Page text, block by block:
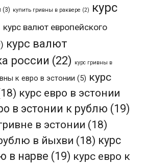
(3) купить гривны в раквере (2)
курс
курс валют европейского
курс валют
россии (22) курс гривны в
к евро в эстонии (5) курс
курс евро в эстонии
в эстонии к рублю (19)
в эстонии (18)
в йыхви (18) курс
в нарве (19) курс евро к